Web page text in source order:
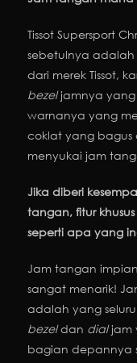
Tissot Supersport
sebetulnya adalah
dari merek Tissot,
bezeljamnya yang
warnanya yang
coklat yang bagus
menyukai jam
Jika diberi
tangan, fitur
seperti apa yang
Jam tangan
sangat menarik!
adalah yang
bezeldan dialjam
bagian depannya